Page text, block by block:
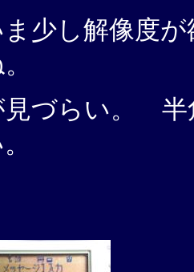
少し解像度
見づらい。 半